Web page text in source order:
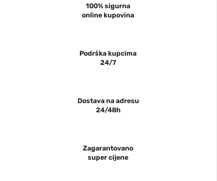
100% sigurna
online kupovina
Podrška kupcima
24/7
Dostava na adresu
24/48h
Zagarantovano
super cijene